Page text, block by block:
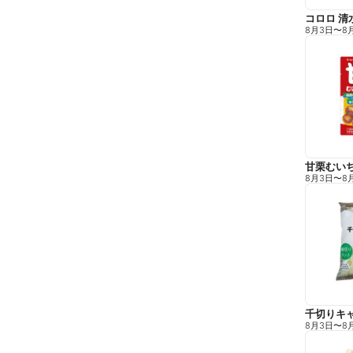
コロロ 清
8月3日〜8
甘栗むい
8月3日〜8
千切りキ
8月3日〜8